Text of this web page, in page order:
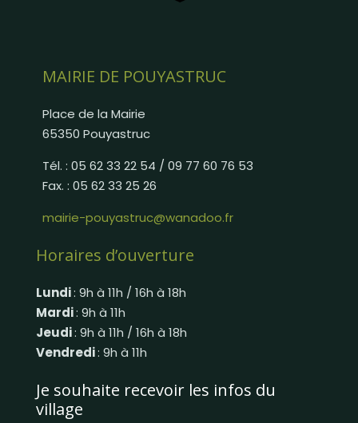
MAIRIE DE POUYASTRUC
Place de la Mairie
65350 Pouyastruc
Tél. : 05 62 33 22 54 / 09 77 60 76 53
Fax. : 05 62 33 25 26
mairie-pouyastruc@wanadoo.fr
Horaires d’ouverture
Lundi: 9h à 11h / 16h à 18h
Mardi: 9h à 11h
Jeudi: 9h à 11h / 16h à 18h
Vendredi: 9h à 11h
Je souhaite recevoir les infos du
village